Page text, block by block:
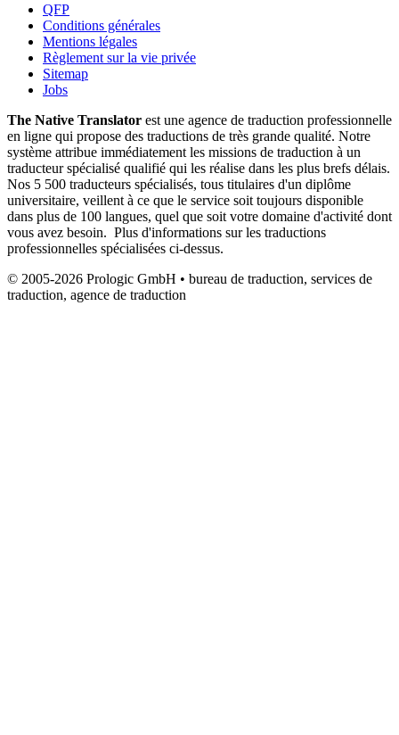
QFP
Conditions générales
Mentions légales
Règlement sur la vie privée
Sitemap
Jobs
The Native Translator est une agence de traduction professionnelle
en ligne qui propose des traductions de très grande qualité. Notre
système attribue immédiatement les missions de traduction à un
traducteur spécialisé qualifié qui les réalise dans les plus brefs délais.
Nos 5 500 traducteurs spécialisés, tous titulaires d'un diplôme
universitaire, veillent à ce que le service soit toujours disponible
dans plus de 100 langues, quel que soit votre domaine d'activité dont
vous avez besoin. Plus d'informations sur les traductions
professionnelles spécialisées ci-dessus.
© 2005-2026 Prologic GmbH • bureau de traduction, services de
traduction, agence de traduction